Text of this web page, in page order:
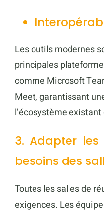
Les outils modernes
principales
comme Microsoft
Meet, garantissant
l’écosystème
3. Adapter les
besoins des
Toutes les salles de
exigences. Les